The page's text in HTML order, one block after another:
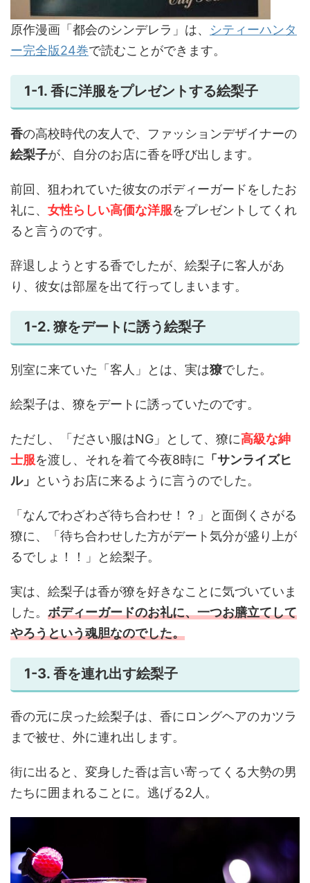
原作漫画「都会のシンデレラ」は、 シティーハンタ
ー完全版24巻で読むことができます。
1-1. 香に洋服をプレゼントする絵梨子
香の高校時代の友人で、ファッションデザイナーの
絵梨子が、自分のお店に香を呼び出します。
前回、狙われていた彼女のボディーガードをしたお
礼に、 女性らしい高価な洋服をプレゼントしてくれ
ると言うのです。
辞退しようとする香でしたが、絵梨子に客人があ
り、彼女は部屋を出て行ってしまいます。
1-2. 獠をデートに誘う絵梨子
別室に来ていた「客人」とは、実は獠でした。
絵梨子は、獠をデートに誘っていたのです。
ただし、「ださい服はNG」として、獠に高級な紳
士服を渡し、それを着て今夜8時に 「サンライズヒ
ル」
というお店に来るように言うのでした。
「なんでわざわざ待ち合わせ！？」と面倒くさがる
獠に、「待ち合わせした方がデート気分が盛り上が
るでしょ！！」と絵梨子。
実は、絵梨子は香が獠を好きなことに気づいていま
した。 ボディーガードのお礼に、一つお膳立てして
やろうという魂胆なのでした。
1-3. 香を連れ出す絵梨子
香の元に戻った絵梨子は、香にロングヘアのカツラ
まで被せ、外に連れ出します。
街に出ると、変身した香は言い寄ってくる大勢の男
たちに囲まれることに。逃げる2人。